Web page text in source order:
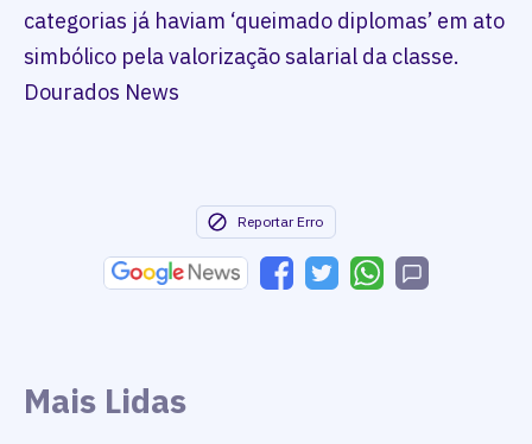
categorias já haviam ‘queimado diplomas’ em ato
simbólico pela valorização salarial da classe.
Dourados News
Reportar Erro
Mais Lidas